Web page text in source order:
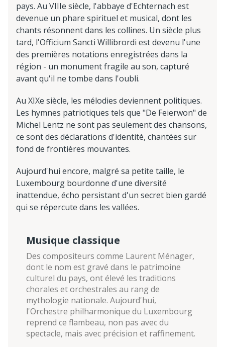
pays. Au VIIIe siècle, l'abbaye d'Echternach est
devenue un phare spirituel et musical, dont les
chants résonnent dans les collines. Un siècle plus
tard, l'Officium Sancti Willibrordi est devenu l'une
des premières notations enregistrées dans la
région - un monument fragile au son, capturé
avant qu'il ne tombe dans l'oubli.
Au XIXe siècle, les mélodies deviennent politiques.
Les hymnes patriotiques tels que "De Feierwon" de
Michel Lentz ne sont pas seulement des chansons,
ce sont des déclarations d'identité, chantées sur
fond de frontières mouvantes.
Aujourd'hui encore, malgré sa petite taille, le
Luxembourg bourdonne d'une diversité
inattendue, écho persistant d'un secret bien gardé
qui se répercute dans les vallées.
Musique classique
Des compositeurs comme Laurent Ménager,
dont le nom est gravé dans le patrimoine
culturel du pays, ont élevé les traditions
chorales et orchestrales au rang de
mythologie nationale. Aujourd'hui,
l'Orchestre philharmonique du Luxembourg
reprend ce flambeau, non pas avec du
spectacle, mais avec précision et raffinement.